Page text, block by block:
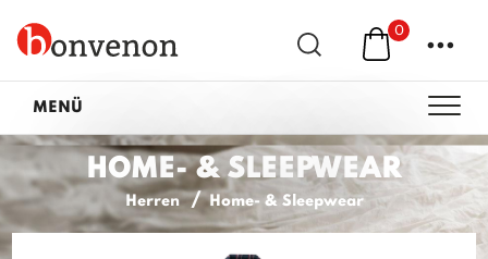
0 ...
MENÜ
HOME- & SLEEPWEAR
Herren Home- & Sleepwear